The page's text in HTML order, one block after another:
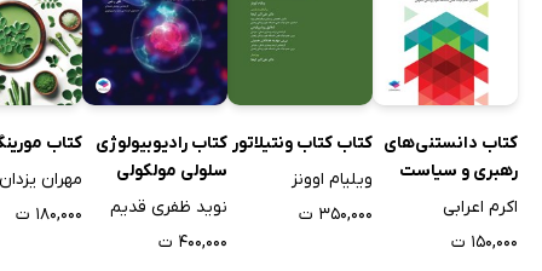
کتاب دانستنی‌های
رهبری و سیاست
گذاری برای پرستاران
سلامت
اکرم اعرابی
۱۵۰,۰۰۰ ت
کتاب کتاب ونتیلاتور
ویلیام اوونز
۳۵۰,۰۰۰ ت
کتاب رادیوبیولوژی
سلولی مولکولی
نوید ظفری قدیم
۴۰۰,۰۰۰ ت
کتاب
مهران
۱۸۰,۰۰۰ ت